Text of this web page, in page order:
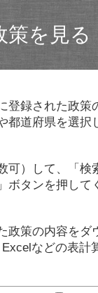
策を見る
録された政策
道府県を選択
）して、「検
タンを押して
策の内容をダ
などの表